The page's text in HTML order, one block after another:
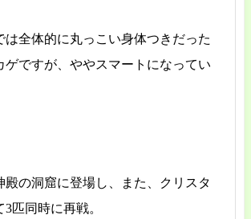
は全体的に丸っこい身体つきだった
ゲですが、ややスマートになってい
殿の洞窟に登場し、また、クリスタ
匹同時に再戦。